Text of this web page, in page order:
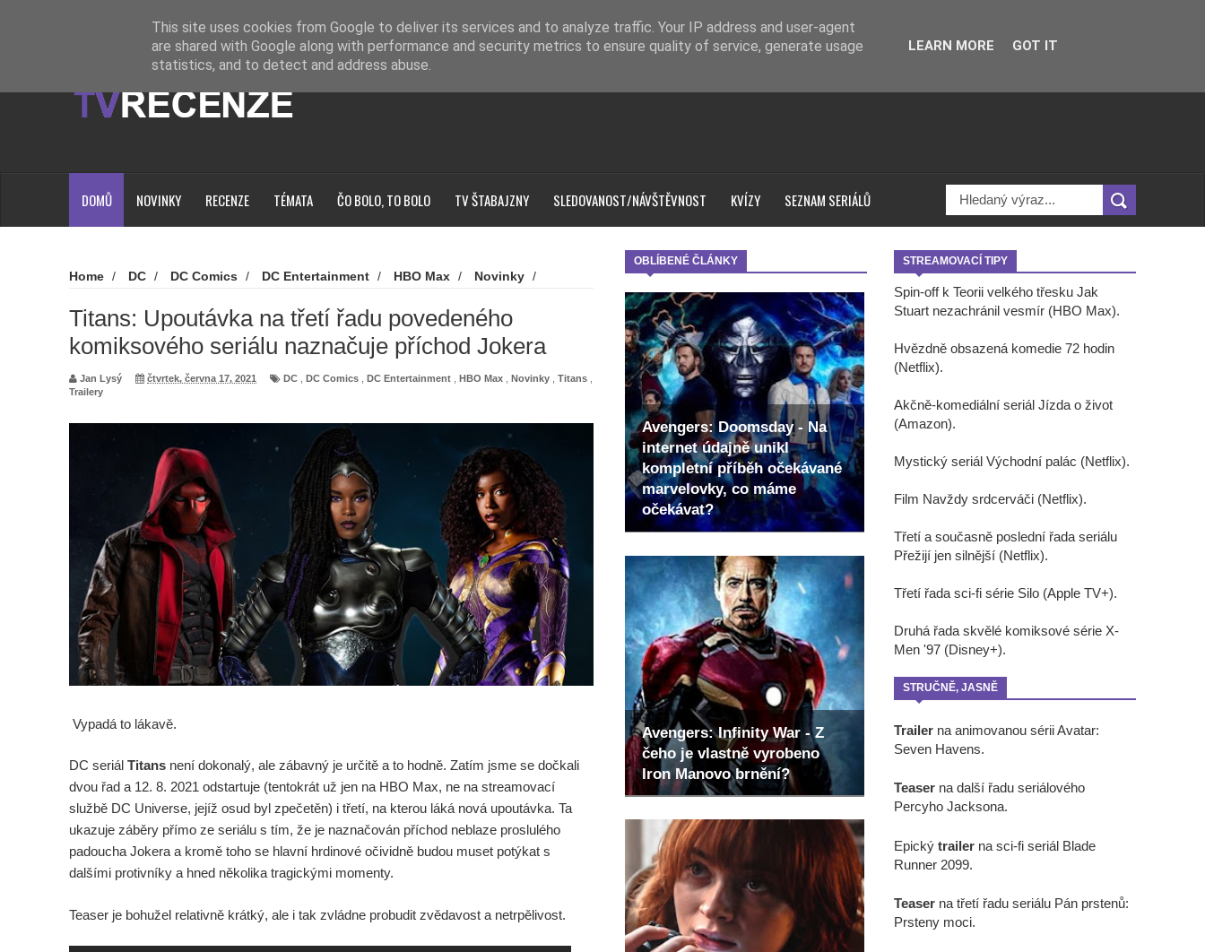
Loading...
DOMŮ NOVINKY RECENZE TÉMATA ČO BOLO, TO BOLO TV ŠTABAJZNY SLEDOVANOST/NÁVŠTĚVNOST KVÍZY SEZNAM SERIÁLŮ
OBLÍBENÉ ČLÁNKY
Avengers: Doomsday - Na
internet údajně unikl
kompletní příběh očekávané
marvelovky, co máme
očekávat?
Avengers: Infinity War - Z
čeho je vlastně vyrobeno
Iron Manovo brnění?
Home / DC / DC Comics / DC Entertainment / HBO Max / Novinky /
naznačuje příchod Jokera
Titans: Upoutávka na třetí řadu povedeného
komiksového seriálu naznačuje příchod Jokera
Jan Lysý čtvrtek, června 17, 2021 DC DC Comics DC Entertainment HBO Max Novinky Titans
Trailery
Vypadá to lákavě.
DC seriál Titans není dokonalý, ale zábavný je určitě a to hodně. Zatím jsme se dočkali
dvou řad a 12. 8. 2021 odstartuje (tentokrát už jen na HBO Max, ne na streamovací
službě DC Universe, jejíž osud byl zpečetěn) i třetí, na kterou láká nová upoutávka. Ta
ukazuje záběry přímo ze seriálu s tím, že je naznačován příchod neblaze proslulého
padoucha Jokera a kromě toho se hlavní hrdinové očividně budou muset potýkat s
dalšími protivníky a hned několika tragickými momenty.
Teaser je bohužel relativně krátký, ale i tak zvládne probudit zvědavost a netrpělivost.
STREAMOVACÍ TIPY
Spin-off k Teorii velkého třesku Jak
Stuart nezachránil vesmír (HBO Max).
Hvězdně obsazená komedie 72 hodin
(Netflix).
Akčně-komediální seriál Jízda o život
(Amazon).
Mystický seriál Východní palác (Netflix).
Film Navždy srdcerváči (Netflix).
Třetí a současně poslední řada seriálu
Přežijí jen silnější (Netflix).
Třetí řada sci-fi série Silo (Apple TV+).
Druhá řada skvělé komiksové série X-
Men '97 (Disney+).
STRUČNĚ, JASNĚ
Trailer na animovanou sérii Avatar:
Seven Havens.
Teaser na další řadu seriálového
Percyho Jacksona.
Epický trailer na sci-fi seriál Blade
Runner 2099.
Teaser na třetí řadu seriálu Pán prstenů:
Prsteny moci.
This site uses cookies from Google to deliver its services and to analyze traffic. Your IP address and user-agent
are shared with Google along with performance and security metrics to ensure quality of service, generate usage
statistics, and to detect and address abuse.
LEARN MORE GOT IT